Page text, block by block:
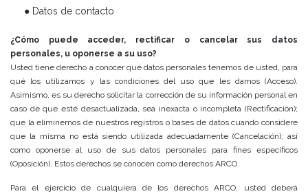
● Datos de contacto
¿Cómo puede acceder, rectificar o cancelar sus datos
personales, u oponerse a su uso?
Usted tiene derecho a conocer qué datos personales tenemos de usted, para
qué los utilizamos y las condiciones del uso que les damos (Acceso).
Asimismo, es su derecho solicitar la corrección de su información personal en
caso de que esté desactualizada, sea inexacta o incompleta (Rectificación);
que la eliminemos de nuestros registros o bases de datos cuando considere
que la misma no está siendo utilizada adecuadamente (Cancelación); así
como oponerse al uso de sus datos personales para fines específicos
(Oposición). Estos derechos se conocen como derechos ARCO.
Para el ejercicio de cualquiera de los derechos ARCO, usted deberá